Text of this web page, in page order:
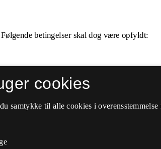
cookies
samtykke til alle cookies i